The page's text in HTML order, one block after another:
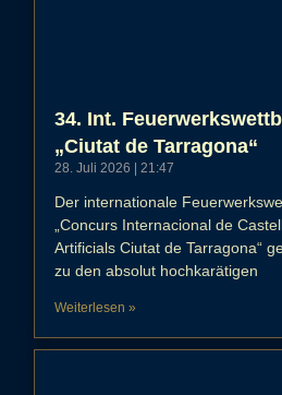
34. Int.
„Ciutat de Tarragona“
28. Juli 2026 21:47
Der internationale
„Concurs Internacional de
Artificials Ciutat de Tarragona“
zu den absolut hochkarätigen
Weiterlesen »